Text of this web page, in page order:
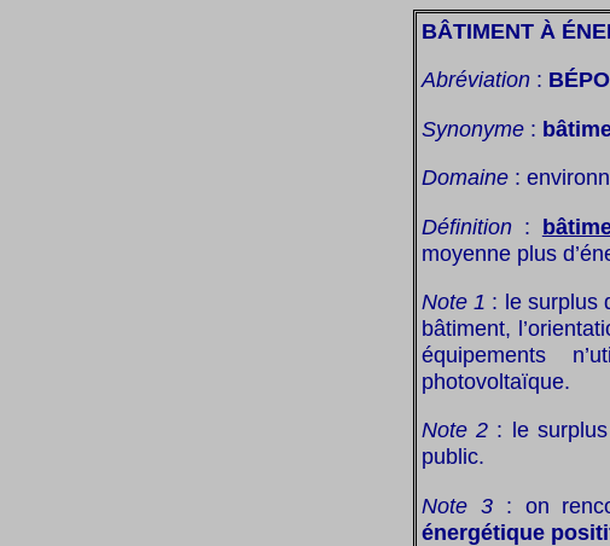
BÂTIMENT À
Abréviation :
Synonyme :
Domaine :
Définition :
moyenne plus
Note 1 : le surplus
bâtiment,
équipements
photovoltaïque.
Note 2 : le
public.
Note 3: on
énergétique